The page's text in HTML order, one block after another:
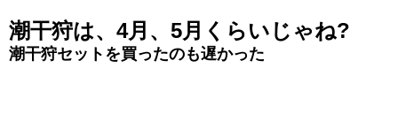
潮干狩は、4月、5月くらいじゃね?
潮干狩セットを買ったのも遅かった